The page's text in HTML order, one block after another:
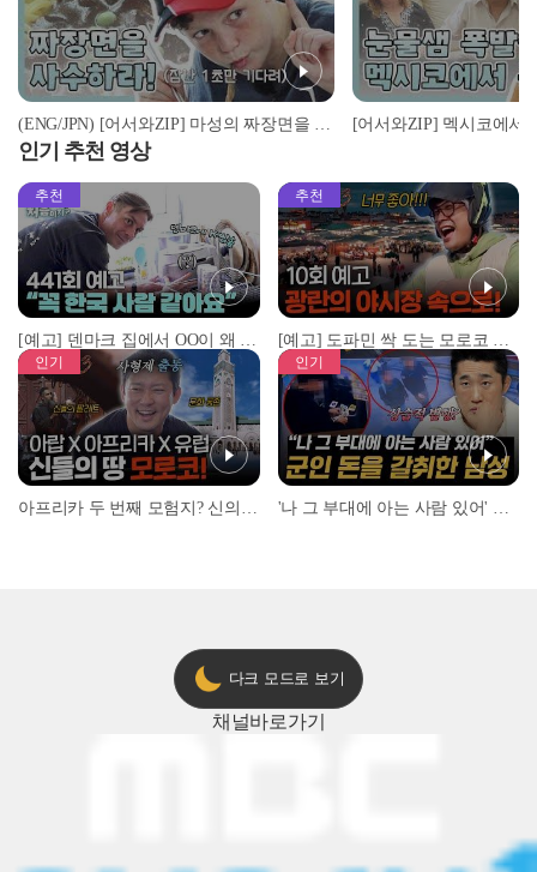
(ENG/JPN) [어서와ZIP] 마성의 짜장면을 차지하기 위한 자리싸움♨ l #어서와한국은처음이지 l EP.105
인기 추천 영상
추천
[예고] 덴마크 집에서 OO이 왜 나와...? 이상할 정도로 한국을 사랑하는 우리 형을 제보합니다!
추천
[예고] 도파민 싹 도는 모로코 야시장 투어!
인기 인기
다크 모드로 보기
채널바로가기